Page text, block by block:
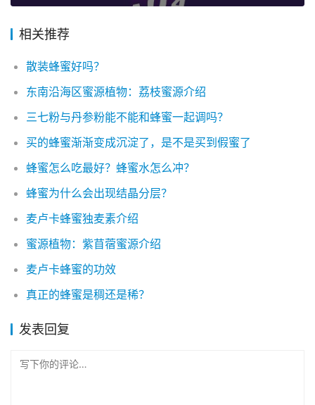
相关推荐
散装蜂蜜好吗？
东南沿海区蜜源植物：荔枝蜜源介绍
三七粉与丹参粉能不能和蜂蜜一起调吗？
买的蜂蜜渐渐变成沉淀了，是不是买到假蜜了
蜂蜜怎么吃最好？蜂蜜水怎么冲？
蜂蜜为什么会出现结晶分层？
麦卢卡蜂蜜独麦素介绍
蜜源植物：紫苜蓿蜜源介绍
麦卢卡蜂蜜的功效
真正的蜂蜜是稠还是稀？
发表回复